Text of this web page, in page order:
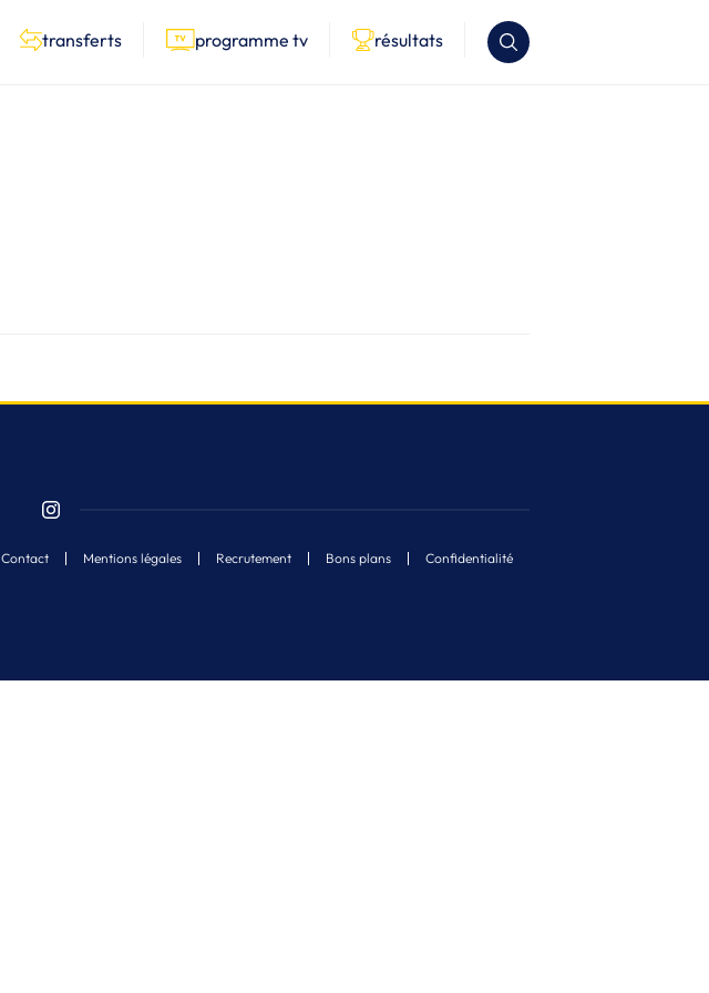
transferts programme tv résultats
Contact Mentions légales Recrutement Bons plans Confidentialité